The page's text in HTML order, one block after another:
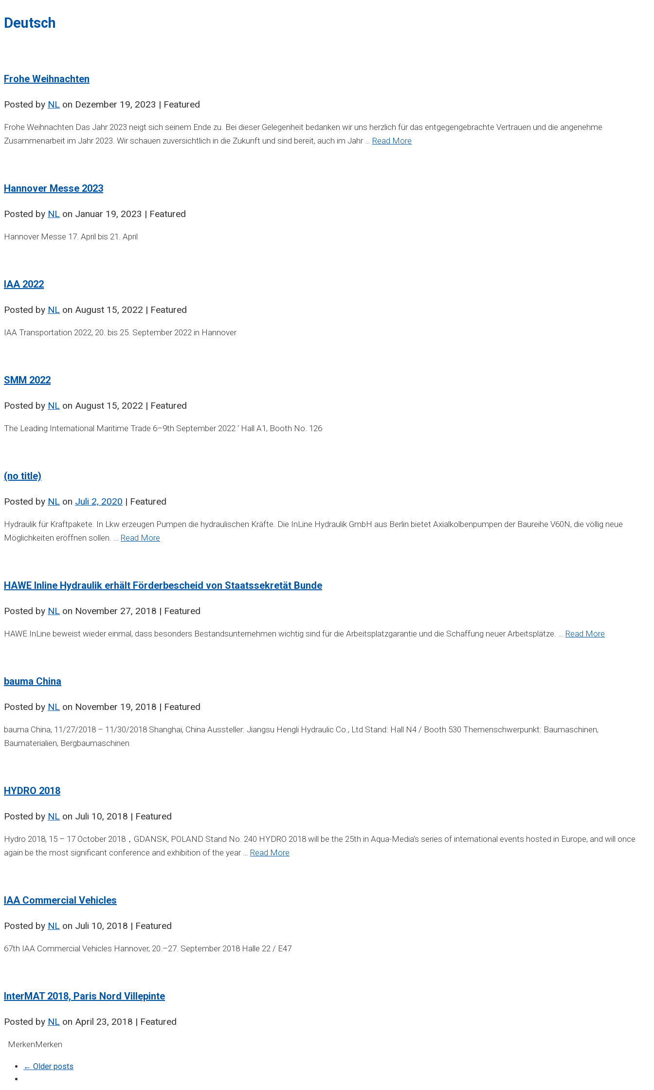
Deutsch
Frohe Weihnachten
Posted by NL on Dezember 19, 2023 | Featured
Frohe Weihnachten Das Jahr 2023 neigt sich seinem Ende zu. Bei dieser Gelegenheit bedanken wir uns herzlich für das entgegengebrachte Vertrauen und die angenehme
Zusammenarbeit im Jahr 2023. Wir schauen zuversichtlich in die Zukunft und sind bereit, auch im Jahr … Read More
Hannover Messe 2023
Posted by NL on Januar 19, 2023 | Featured
Hannover Messe 17. April bis 21. April
IAA 2022
Posted by NL on August 15, 2022 | Featured
IAA Transportation 2022, 20. bis 25. September 2022 in Hannover
SMM 2022
Posted by NL on August 15, 2022 | Featured
The Leading International Maritime Trade 6–9th September 2022 ‘ Hall A1, Booth No. 126
(no title)
Posted by NL on Juli 2, 2020 | Featured
Hydraulik für Kraftpakete. In Lkw erzeugen Pumpen die hydraulischen Kräfte. Die InLine Hydraulik GmbH aus Berlin bietet Axialkolbenpumpen der Baureihe V60N, die völlig neue
Möglichkeiten eröffnen sollen. … Read More
HAWE Inline Hydraulik erhält Förderbescheid von Staatssekretät Bunde
Posted by NL on November 27, 2018 | Featured
HAWE InLine beweist wieder einmal, dass besonders Bestandsunternehmen wichtig sind für die Arbeitsplatzgarantie und die Schaffung neuer Arbeitsplätze. … Read More
bauma China
Posted by NL on November 19, 2018 | Featured
bauma China, 11/27/2018 – 11/30/2018 Shanghai, China Aussteller: Jiangsu Hengli Hydraulic Co., Ltd Stand: Hall N4 / Booth 530 Themenschwerpunkt: Baumaschinen,
Baumaterialien, Bergbaumaschinen
HYDRO 2018
Posted by NL on Juli 10, 2018 | Featured
Hydro 2018, 15 – 17 October 2018，GDANSK, POLAND Stand No. 240 HYDRO 2018 will be the 25th in Aqua-Media’s series of international events hosted in Europe, and will once
again be the most significant conference and exhibition of the year … Read More
IAA Commercial Vehicles
Posted by NL on Juli 10, 2018 | Featured
67th IAA Commercial Vehicles Hannover, 20.–27. September 2018 Halle 22 / E47
InterMAT 2018, Paris Nord Villepinte
Posted by NL on April 23, 2018 | Featured
MerkenMerken
← Older posts